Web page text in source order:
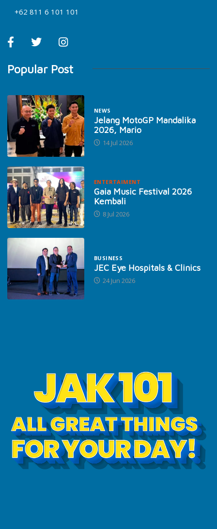
+62 811 6 101 101
Popular Post
NEWS
Jelang MotoGP Mandalika
2026, Mario
14 Jul 2026
ENTERTAIMENT
Gaia Music Festival 2026
Kembali
8 Jul 2026
BUSINESS
JEC Eye Hospitals & Clinics
24 Jun 2026